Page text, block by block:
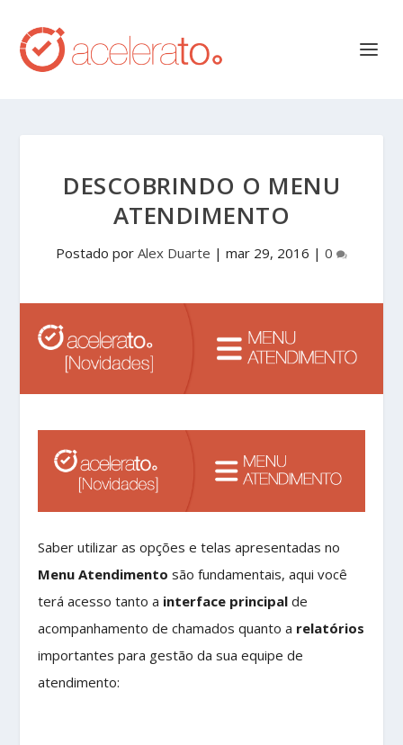
DESCOBRINDO O MENU
ATENDIMENTO
Postado por Alex Duarte | mar 29, 2016 | 0
Saber utilizar as opções e telas apresentadas no
Menu Atendimento são fundamentais, aqui você
terá acesso tanto a interface principal de
acompanhamento de chamados quanto a relatórios
importantes para gestão da sua equipe de
atendimento: